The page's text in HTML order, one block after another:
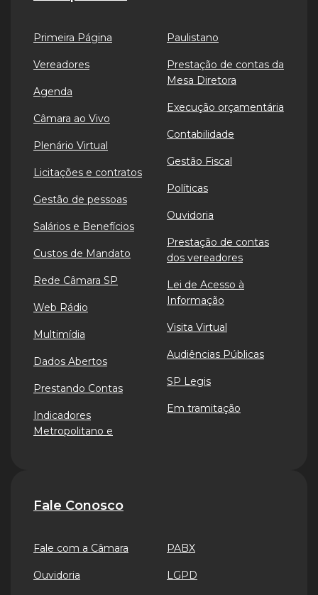
Primeira Página
Vereadores
Agenda
Câmara ao Vivo
Plenário Virtual
Licitações e contratos
Gestão de pessoas
Salários e Benefícios
Custos de Mandato
Rede Câmara SP
Web Rádio
Multimídia
Dados Abertos
Prestando Contas
Indicadores
Metropolitano e
Paulistano
Prestação de contas da
Mesa Diretora
Execução orçamentária
Contabilidade
Gestão Fiscal
Políticas
Ouvidoria
Prestação de contas
dos vereadores
Lei de Acesso à
Informação
Visita Virtual
Audiências Públicas
SP Legis
Em tramitação
Fale Conosco
Fale com a Câmara
Ouvidoria
PABX
LGPD